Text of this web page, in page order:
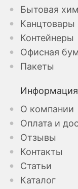
Бытовая
Канцтовары
Контейнеры
Офисная
Пакеты
Информация
О компании
Оплата и
Отзывы
Контакты
Статьи
Каталог